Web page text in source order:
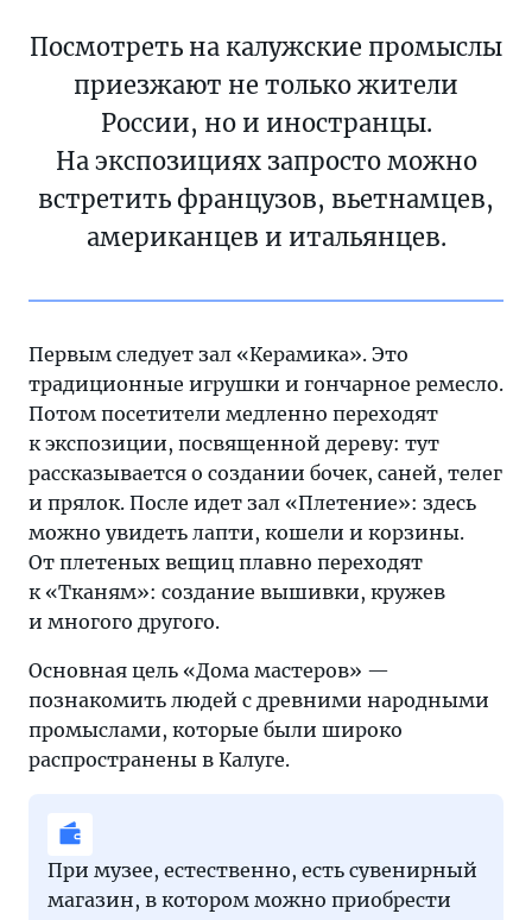
Посмотреть на калужские промыслы
приезжают не только жители
России, но и иностранцы.
На экспозициях запросто можно
встретить французов, вьетнамцев,
американцев и итальянцев.
Первым следует зал «Керамика». Это
традиционные игрушки и гончарное ремесло.
Потом посетители медленно переходят
к экспозиции, посвященной дереву: тут
рассказывается о создании бочек, саней, телег
и прялок. После идет зал «Плетение»: здесь
можно увидеть лапти, кошели и корзины.
От плетеных вещиц плавно переходят
к «Тканям»: создание вышивки, кружев
и многого другого.
Основная цель «Дома мастеров» —
познакомить людей с древними народными
промыслами, которые были широко
распространены в Калуге.
При музее, естественно, есть сувенирный
магазин, в котором можно приобрести